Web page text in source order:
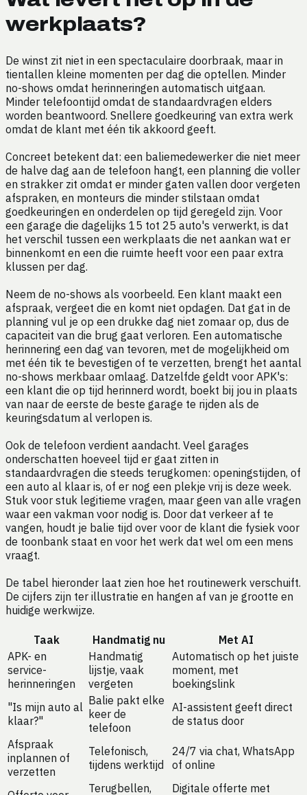
werkplaats?
De winst zit niet in een spectaculaire doorbraak, maar in
tientallen kleine momenten per dag die optellen. Minder
no-shows omdat herinneringen automatisch uitgaan.
Minder telefoontijd omdat de standaardvragen elders
worden beantwoord. Snellere goedkeuring van extra werk
omdat de klant met één tik akkoord geeft.
Concreet betekent dat: een baliemedewerker die niet meer
de halve dag aan de telefoon hangt, een planning die voller
en strakker zit omdat er minder gaten vallen door vergeten
afspraken, en monteurs die minder stilstaan omdat
goedkeuringen en onderdelen op tijd geregeld zijn. Voor
een garage die dagelijks 15 tot 25 auto's verwerkt, is dat
het verschil tussen een werkplaats die net aankan wat er
binnenkomt en een die ruimte heeft voor een paar extra
klussen per dag.
Neem de no-shows als voorbeeld. Een klant maakt een
afspraak, vergeet die en komt niet opdagen. Dat gat in de
planning vul je op een drukke dag niet zomaar op, dus de
capaciteit van die brug gaat verloren. Een automatische
herinnering een dag van tevoren, met de mogelijkheid om
met één tik te bevestigen of te verzetten, brengt het aantal
no-shows merkbaar omlaag. Datzelfde geldt voor APK's:
een klant die op tijd herinnerd wordt, boekt bij jou in plaats
van naar de eerste de beste garage te rijden als de
keuringsdatum al verlopen is.
Ook de telefoon verdient aandacht. Veel garages
onderschatten hoeveel tijd er gaat zitten in
standaardvragen die steeds terugkomen: openingstijden, of
een auto al klaar is, of er nog een plekje vrij is deze week.
Stuk voor stuk legitieme vragen, maar geen van alle vragen
waar een vakman voor nodig is. Door dat verkeer af te
vangen, houdt je balie tijd over voor de klant die fysiek voor
de toonbank staat en voor het werk dat wel om een mens
vraagt.
De tabel hieronder laat zien hoe het routinewerk verschuift.
De cijfers zijn ter illustratie en hangen af van je grootte en
huidige werkwijze.
Taak Handmatig nu
Met AI
APK- en
service-
herinneringen
Handmatig
lijstje, vaak
vergeten
Automatisch op het juiste
moment, met
boekingslink
"Is mijn auto al
klaar?"
Balie pakt elke
keer de
telefoon
AI-assistent geeft direct
de status door
Afspraak
inplannen of
verzetten
Telefonisch,
tijdens werktijd
24/7 via chat, WhatsApp
of online
Terugbellen,
Digitale offerte met